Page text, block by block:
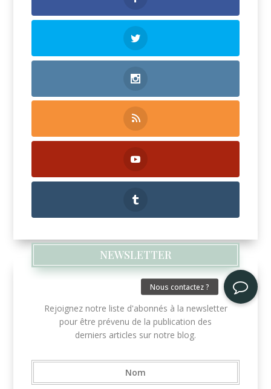
NEWSLETTER
Rejoignez notre liste d'abonnés à la newsletter
pour être prévenu de la publication des
derniers articles sur notre blog.